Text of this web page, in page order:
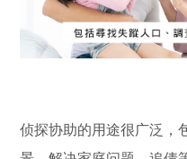
侦探协助的用途很广泛，